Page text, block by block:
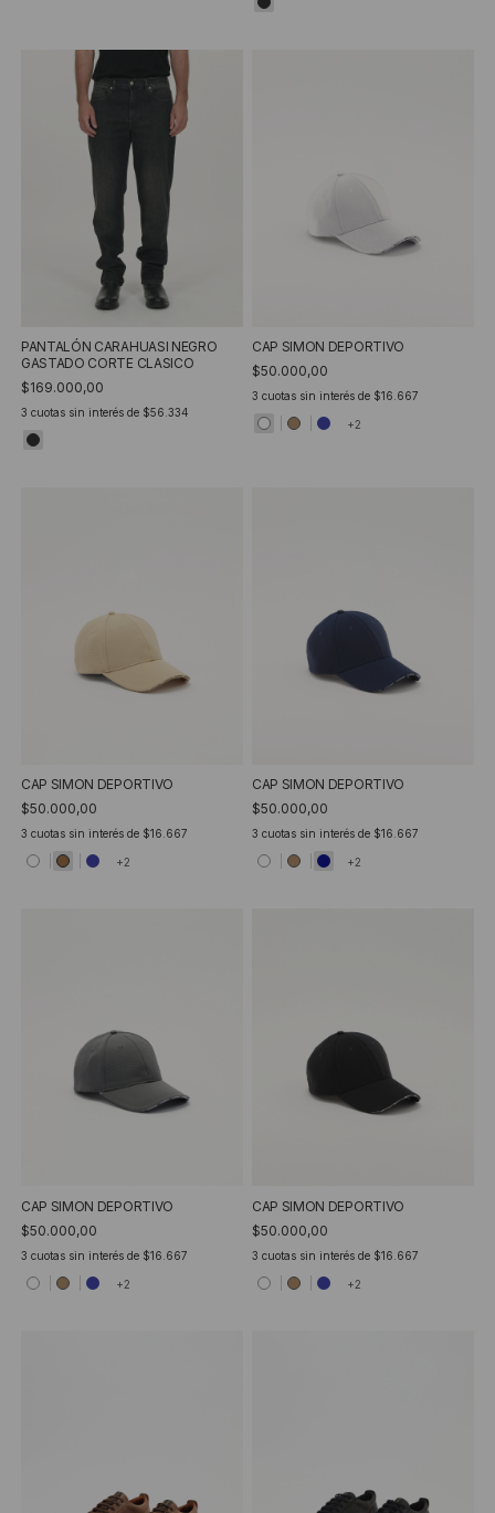
PANTALÓN CARAHUASI NEGRO
GASTADO CORTE CLASICO
$169.000,00
3 cuotas sin interés de $56.334
CAP SIMON DEPORTIVO
$50.000,00
3 cuotas sin interés de $16.667
+2
CAP SIMON DEPORTIVO
$50.000,00
3 cuotas sin interés de $16.667
+2
CAP SIMON DEPORTIVO
$50.000,00
3 cuotas sin interés de $16.667
+2
CAP SIMON DEPORTIVO
$50.000,00
3 cuotas sin interés de $16.667
+2
CAP SIMON DEPORTIVO
$50.000,00
3 cuotas sin interés de $16.667
+2